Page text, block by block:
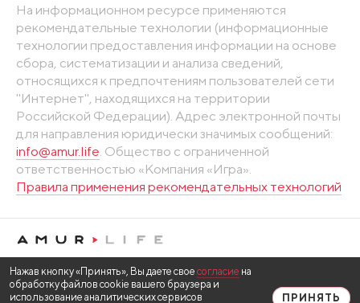
На информационном ресурсе применяются
рекомендательные технологии (информационные
технологии предоставления информации на основе
сбора, систематизации и анализа сведений,
относящихся к предпочтениям пользователей сети
"Интернет", находящихся на территории
Российской Федерации). Адрес электронной почты
для направления юридически значимых сообщений:
info@amur.life . Общество с ограниченной
ответственностью «Компания «Игра».
Правила применения рекомендательных технологий
Нажав кнопку «Принять», Вы даете свое согласие на
обработку файлов cookie вашего браузера и
использование аналитических сервисов
ПРИНЯТЬ